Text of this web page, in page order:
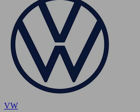
VW